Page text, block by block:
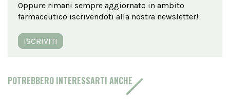
Oppure rimani sempre aggiornato in ambito
farmaceutico iscrivendoti alla nostra newsletter!
ISCRIVITI
POTREBBERO INTERESSARTI ANCHE